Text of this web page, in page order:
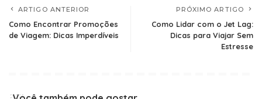
ARTIGO ANTERIOR
Como Encontrar Promoções
de Viagem: Dicas Imperdíveis
PRÓXIMO ARTIGO
Como Lidar com o Jet Lag:
Dicas para Viajar Sem
Estresse